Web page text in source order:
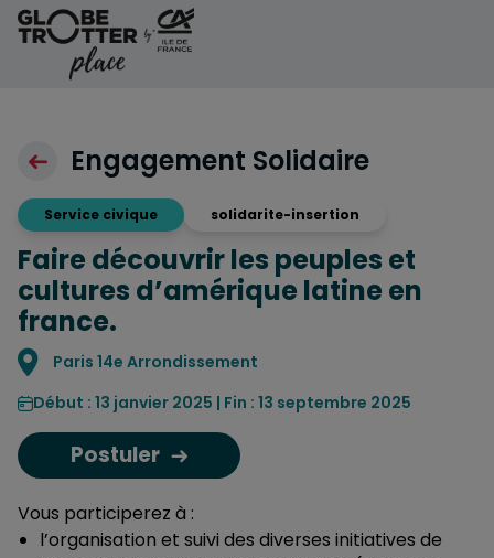
Aller au contenu
Engagement Solidaire
Service civique solidarite-insertion
Faire découvrir les peuples et
cultures d’amérique latine en
france.
Localisation
Paris 14e Arrondissement
Début : 13 janvier 2025 | Fin : 13 septembre 2025
Postuler
Vous participerez à :
l’organisation et suivi des diverses initiatives de